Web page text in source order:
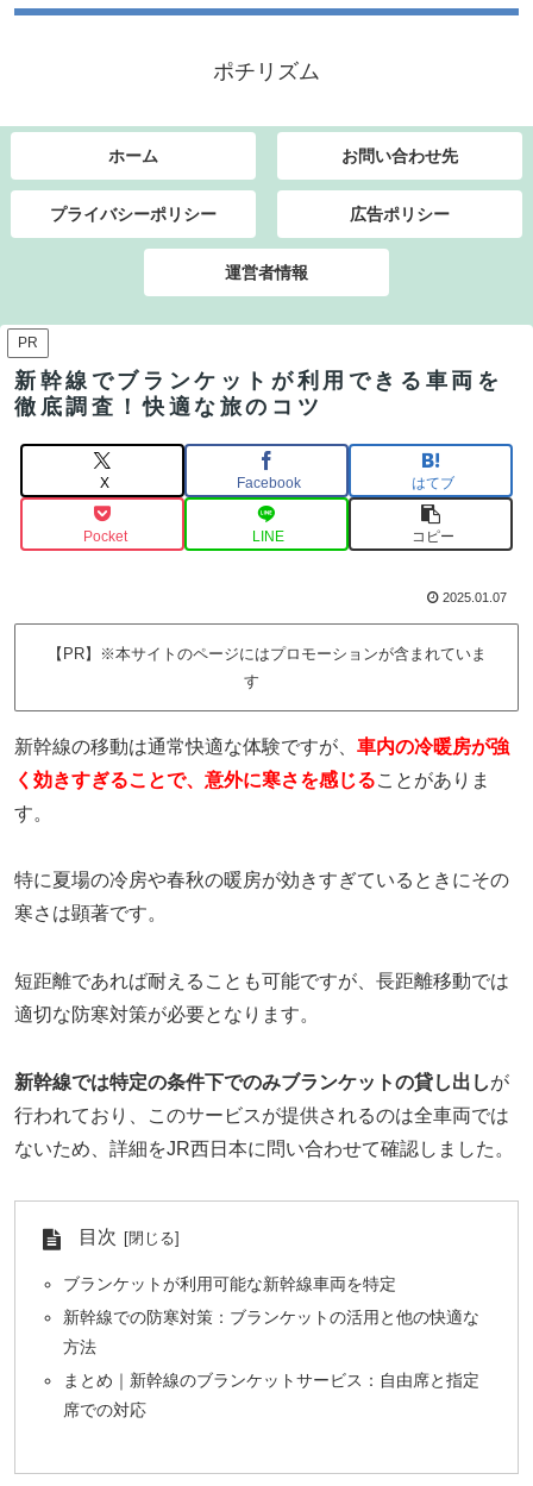
ポチリズム
ホーム お問い合わせ先
プライバシーポリシー 広告ポリシー
運営者情報
PR
新幹線でブランケットが利用できる車両を
徹底調査！快適な旅のコツ
X Facebook はてブ
Pocket LINE コピー
2025.01.07
【PR】※本サイトのページにはプロモーションが含まれていま
す
新幹線の移動は通常快適な体験ですが、 車内の冷暖房が強
く効きすぎることで、意外に寒さを感じることがありま
す。
特に夏場の冷房や春秋の暖房が効きすぎているときにその
寒さは顕著です。
短距離であれば耐えることも可能ですが、長距離移動では
適切な防寒対策が必要となります。
新幹線では特定の条件下でのみブランケットの貸し出しが
行われており、このサービスが提供されるのは全車両では
ないため、詳細をJR西日本に問い合わせて確認しました。
目次
ブランケットが利用可能な新幹線車両を特定
新幹線での防寒対策：ブランケットの活用と他の快適な
方法
まとめ｜新幹線のブランケットサービス：自由席と指定
席での対応